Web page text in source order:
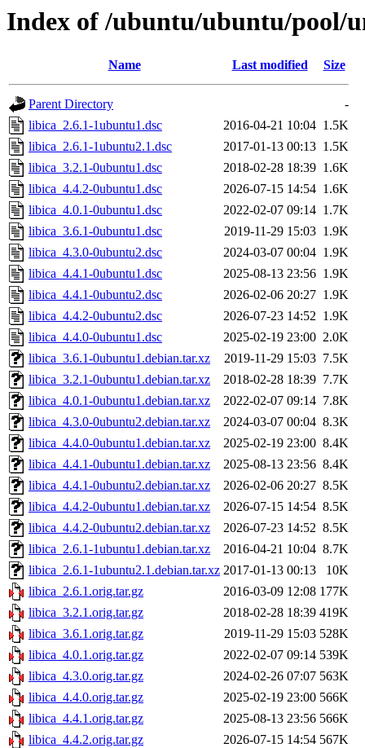
Index of /ubuntu/ubuntu/pool/
Name Last modified Size
Parent Directory
-
libica_2.6.1-1ubuntu1.dsc
2016-04-21 10:04 1.5K
libica_2.6.1-1ubuntu2.1.dsc
2017-01-13 00:13 1.5K
libica_3.2.1-0ubuntu1.dsc
2018-02-28 18:39 1.6K
libica_4.4.2-0ubuntu1.dsc
2026-07-15 14:54 1.6K
libica_4.0.1-0ubuntu1.dsc
2022-02-07 09:14 1.7K
libica_3.6.1-0ubuntu1.dsc
2019-11-29 15:03 1.9K
libica_4.3.0-0ubuntu2.dsc
2024-03-07 00:04 1.9K
libica_4.4.1-0ubuntu1.dsc
2025-08-13 23:56 1.9K
libica_4.4.1-0ubuntu2.dsc
2026-02-06 20:27 1.9K
libica_4.4.2-0ubuntu2.dsc
2026-07-23 14:52 1.9K
libica_4.4.0-0ubuntu1.dsc
2025-02-19 23:00 2.0K
libica_3.6.1-0ubuntu1.debian.tar.xz
2019-11-29 15:03 7.5K
libica_3.2.1-0ubuntu1.debian.tar.xz
2018-02-28 18:39 7.7K
libica_4.0.1-0ubuntu1.debian.tar.xz
2022-02-07 09:14 7.8K
libica_4.3.0-0ubuntu2.debian.tar.xz
2024-03-07 00:04 8.3K
libica_4.4.0-0ubuntu1.debian.tar.xz
2025-02-19 23:00 8.4K
libica_4.4.1-0ubuntu1.debian.tar.xz
2025-08-13 23:56 8.4K
libica_4.4.1-0ubuntu2.debian.tar.xz
2026-02-06 20:27 8.5K
libica_4.4.2-0ubuntu1.debian.tar.xz
2026-07-15 14:54 8.5K
libica_4.4.2-0ubuntu2.debian.tar.xz
2026-07-23 14:52 8.5K
libica_2.6.1-1ubuntu1.debian.tar.xz
2016-04-21 10:04 8.7K
libica_2.6.1-1ubuntu2.1.debian.tar.xz 2017-01-13 00:13
10K
libica_2.6.1.orig.tar.gz
2016-03-09 12:08 177K
libica_3.2.1.orig.tar.gz
2018-02-28 18:39 419K
libica_3.6.1.orig.tar.gz
2019-11-29 15:03 528K
libica_4.0.1.orig.tar.gz
2022-02-07 09:14 539K
libica_4.3.0.orig.tar.gz
2024-02-26 07:07 563K
libica_4.4.0.orig.tar.gz
2025-02-19 23:00 566K
libica_4.4.1.orig.tar.gz
2025-08-13 23:56 566K
libica_4.4.2.orig.tar.gz
2026-07-15 14:54 567K